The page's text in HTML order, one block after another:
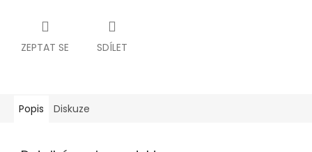
ZEPTAT SE SDÍLET
Popis Diskuze